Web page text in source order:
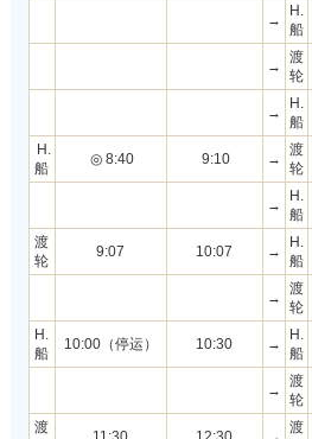
→
H.
船
→
渡
轮
→
H.
船
H.
船
◎ 8:40 9:10 →
渡
轮
→
H.
船
渡
轮
9:07 10:07 →
H.
船
→
渡
轮
H.
船
10:00（停运） 10:30 →
H.
船
→
渡
轮
渡
渡